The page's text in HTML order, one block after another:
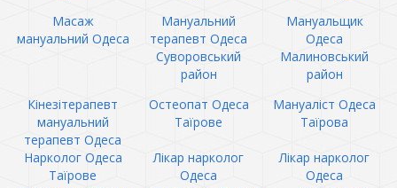
Масаж
мануальний Одеса
Мануальний
терапевт Одеса
Суворовський
район
Мануальщик
Одеса
Малиновський
район
Кінезітерапевт
мануальний
терапевт Одеса
Остеопат Одеса
Таїрове
Мануаліст Одеса
Таїрова
Нарколог Одеса
Таїрове
Лікар нарколог
Одеса
Лікар нарколог
Одеса